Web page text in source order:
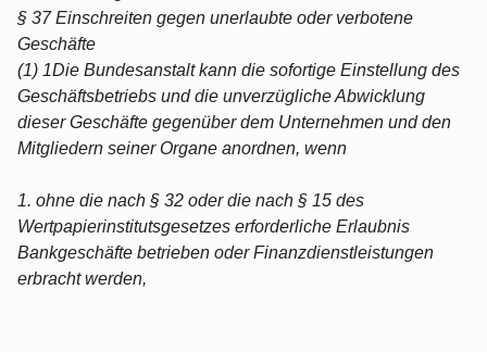
§ 37 Einschreiten gegen unerlaubte oder verbotene
Geschäfte
(1) 1Die Bundesanstalt kann die sofortige Einstellung des
Geschäftsbetriebs und die unverzügliche Abwicklung
dieser Geschäfte gegenüber dem Unternehmen und den
Mitgliedern seiner Organe anordnen, wenn
1. ohne die nach § 32 oder die nach § 15 des
Wertpapierinstitutsgesetzes erforderliche Erlaubnis
Bankgeschäfte betrieben oder Finanzdienstleistungen
erbracht werden,